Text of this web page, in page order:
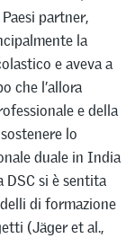
partner,
la
e aveva a
che l’allora
e della
lo
duale in India
si è sentita
di formazione
(Jäger et al.,